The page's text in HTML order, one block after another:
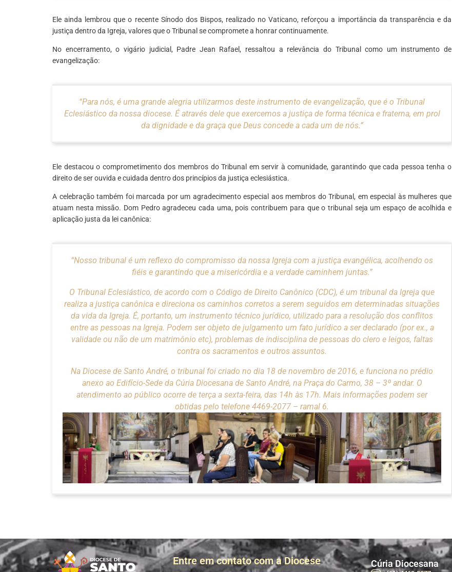
Ele ainda lembrou que o recente Sínodo dos Bispos, realizado no Vaticano, reforçou a importância da transparência e da
justiça dentro da Igreja, valores que o Tribunal se compromete a honrar continuamente.
No encerramento, o vigário judicial, Padre Jean Rafael, ressaltou a relevância do Tribunal como um instrumento de
evangelização:
“Para nós, é uma grande alegria utilizarmos deste instrumento de evangelização, que é o Tribunal
Eclesiástico da nossa diocese. É através dele que exercemos a justiça de forma técnica e fraterna, em prol
da dignidade e da graça que Deus concede a cada um de nós.”
Ele destacou o comprometimento dos membros do Tribunal em servir à comunidade, garantindo que cada pessoa tenha o
direito de ser ouvida e cuidada dentro dos princípios da justiça eclesiástica.
A celebração também foi marcada por um agradecimento especial aos membros do Tribunal, em especial às mulheres que
atuam nesta missão. Dom Pedro agradeceu cada uma, pois contribuem para que o tribunal seja um espaço de acolhida e
aplicação justa da lei canônica:
“Nosso tribunal é um reflexo do compromisso da nossa Igreja com a justiça evangélica, acolhendo os
fiéis e garantindo que a misericórdia e a verdade caminhem juntas.”
O Tribunal Eclesiástico, de acordo com o Código de Direito Canônico (CDC), é um tribunal da Igreja que
realiza a justiça canônica e direciona os caminhos corretos a serem seguidos em determinadas situações
da vida da Igreja. É, portanto, um instrumento técnico jurídico, utilizado para a resolução dos conflitos
entre as pessoas na Igreja. Podem ser objeto de julgamento um fato jurídico a ser declarado (por ex., a
validade ou não de um matrimônio etc), problemas de indisciplina de pessoas do clero e leigos, faltas
contra os sacramentos e outros assuntos.
Na Diocese de Santo André, o tribunal foi criado no dia 18 de novembro de 2016, e funciona no prédio
anexo ao Edifício-Sede da Cúria Diocesana de Santo André, na Praça do Carmo, 38 – 3º andar. O
atendimento ao público ocorre de terça a sexta-feira, das 14h às 17h. Mais informações podem ser
obtidas pelo telefone 4469-2077 – ramal 6.
Entre em contato com a Diocese Cúria Diocesana